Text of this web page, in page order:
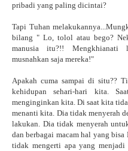
pribadi yang paling dicintai?
Tapi Tuhan
bilang " Lo, tolol atau bego?
manusia itu?!!
musnahkan saja mereka!"
Apakah cuma sampai di situ??
kehidupan sehari-hari kita.
menginginkan kita. Di saat kita
menanti kita. Dia tidak menyerah
lakukan. Dia tidak menyerah
dan berbagai macam hal yang
tidak mengerti apa yang